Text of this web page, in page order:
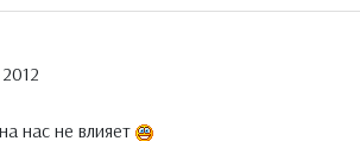
нас не влияет